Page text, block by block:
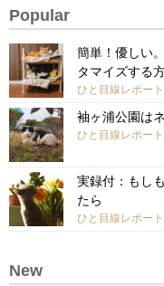
Popular
簡単！優しい
タマイズする
ひと目線レポート
袖ヶ浦公園は
ひと目線レポート
実録付：もし
たら
ひと目線レポート
New